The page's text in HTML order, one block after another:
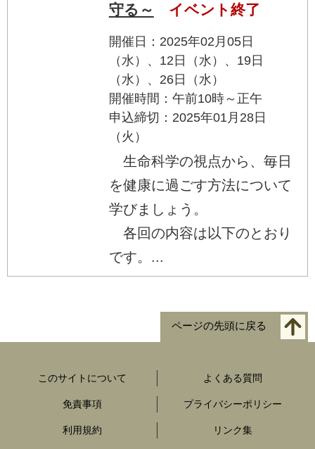
守る～
イベント終了
開催日：2025年02月05日
（水）、12日（水）、19日
（水）、26日（水）
開催時間：午前10時～正午
申込締切：2025年01月28日
（火）
生命科学の視点から、毎日
を健康に過ごす方法について
学びましょう。
各回の内容は以下のとおり
です。...
ページの先頭に戻る
このサイトについて よくある質問
免責事項 プライバシーポリシー
利用規約 リンク集